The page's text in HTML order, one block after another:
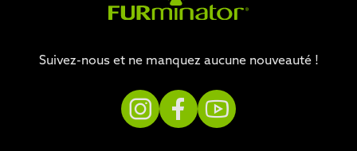
Suivez-nous et ne manquez aucune nouveauté !